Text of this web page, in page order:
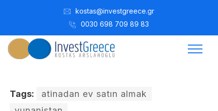
kostas@investgreece.gr
0030 698 709 89 83
Tags:
atinadan ev satın almak